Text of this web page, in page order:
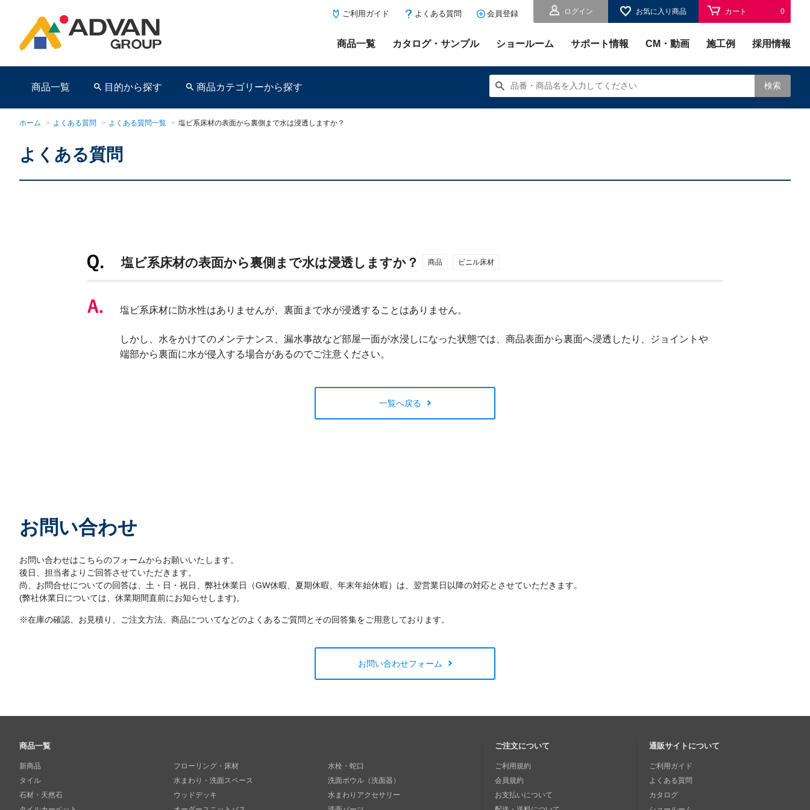
ログイン お気に入り商品 カート 0
ご利用ガイド よくある質問 会員登録
商品一覧 カタログ・サンプル ショールーム サポート情報 CM・動画 施工例 採用情報
商品一覧 目的から探す 商品カテゴリーから探す 検索
ホーム > よくある質問 > よくある質問一覧 > 塩ビ系床材の表面から裏側まで水は浸透しますか？
よくある質問
塩ビ系床材の表面から裏側まで水は浸透しますか？ 商品 ビニル床材
塩ビ系床材に防水性はありませんが、裏面まで水が浸透することはありません。
しかし、水をかけてのメンテナンス、漏水事故など部屋一面が水浸しになった状態では、商品表面から裏面へ浸透したり、ジョイントや
端部から裏面に水が侵入する場合があるのでご注意ください。
一覧へ戻る
お問い合わせ
お問い合わせはこちらのフォームからお願いいたします。
後日、担当者よりご回答させていただきます。
尚、お問合せについての回答は、土・日・祝日、弊社休業日（GW休暇、夏期休暇、年末年始休暇）は、翌営業日以降の対応とさせていただきます。
(弊社休業日については、休業期間直前にお知らせします)。
※在庫の確認、お見積り、ご注文方法、商品についてなどのよくあるご質問とその回答集をご用意しております。
お問い合わせフォーム
商品一覧
新商品
タイル
石材・天然石
フローリング・床材
水まわり・洗面スペース
ウッドデッキ
水栓・蛇口
洗面ボウル（洗面器）
水まわりアクセサリー
ご注文について
ご利用規約
会員規約
お支払いについて
通販サイトについて
ご利用ガイド
よくある質問
カタログ